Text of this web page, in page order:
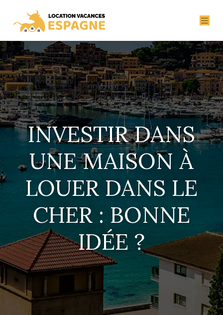
INVESTIR DANS
UNE MAISON À
LOUER DANS LE
CHER : BONNE
IDÉE ?